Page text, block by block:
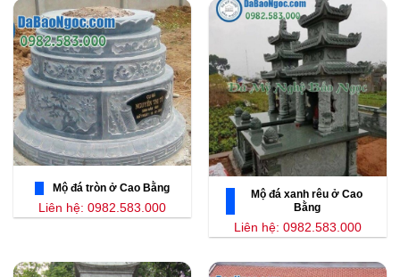
Mộ đá tròn ở Cao Bằng
Liên hệ: 0982.583.000
Mộ đá xanh rêu ở Cao
Bằng
Liên hệ: 0982.583.000